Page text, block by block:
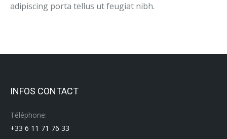
adipiscing porta tellus ut feugiat nibh.
INFOS CONTACT
Téléphone:
+33 6 11 71 76 33